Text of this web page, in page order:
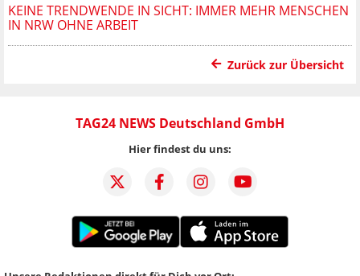
KEINE TRENDWENDE IN SICHT: IMMER MEHR MENSCHEN
IN NRW OHNE ARBEIT
Zurück zur Übersicht
TAG24 NEWS Deutschland GmbH
Hier findest du uns: